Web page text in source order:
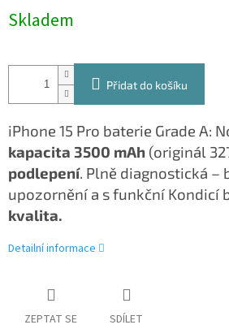
cena:
Skladem
Přidat do košíku
iPhone 15 Pro baterie Grade A:
kapacita 3500 mAh (originál
podlepení. Plně diagnostická –
upozornění a s funkční Kondicí
kvalita.
Detailní informace
ZEPTAT SE SDÍLET